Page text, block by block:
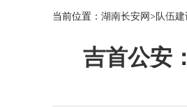
当前位置： 湖南长安网 > 队伍建
吉首公安